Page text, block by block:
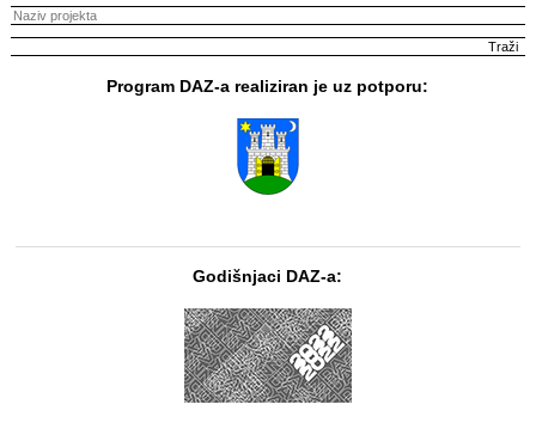
Program DAZ-a realiziran je uz potporu:
Godišnjaci DAZ-a: